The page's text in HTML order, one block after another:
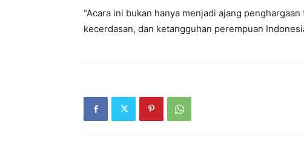
“Acara ini bukan hanya menjadi ajang
kecerdasan, dan ketangguhan perempuan